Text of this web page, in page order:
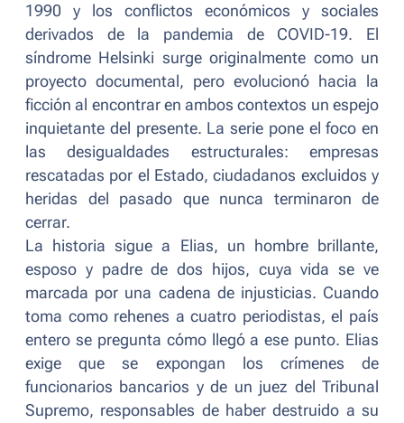
1990 y los conflictos económicos y sociales
derivados de la pandemia de COVID-19. El
síndrome Helsinki surge originalmente como un
proyecto documental, pero evolucionó hacia la
ficción al encontrar en ambos contextos un espejo
inquietante del presente. La serie pone el foco en
las desigualdades estructurales: empresas
rescatadas por el Estado, ciudadanos excluidos y
heridas del pasado que nunca terminaron de
cerrar.
La historia sigue a Elias, un hombre brillante,
esposo y padre de dos hijos, cuya vida se ve
marcada por una cadena de injusticias. Cuando
toma como rehenes a cuatro periodistas, el país
entero se pregunta cómo llegó a ese punto. Elias
exige que se expongan los crímenes de
funcionarios bancarios y de un juez del Tribunal
Supremo, responsables de haber destruido a su